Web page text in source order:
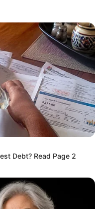
Canceling $80
Pill Hack
Debt? Read Page 2